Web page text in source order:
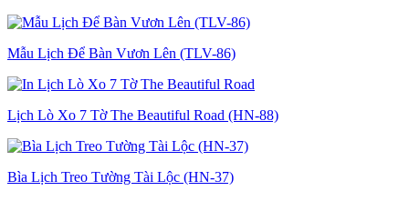
Mẫu Lịch Để Bàn Vươn Lên (TLV-86)
Lịch Lò Xo 7 Tờ The Beautiful Road (HN-88)
Bìa Lịch Treo Tường Tài Lộc (HN-37)